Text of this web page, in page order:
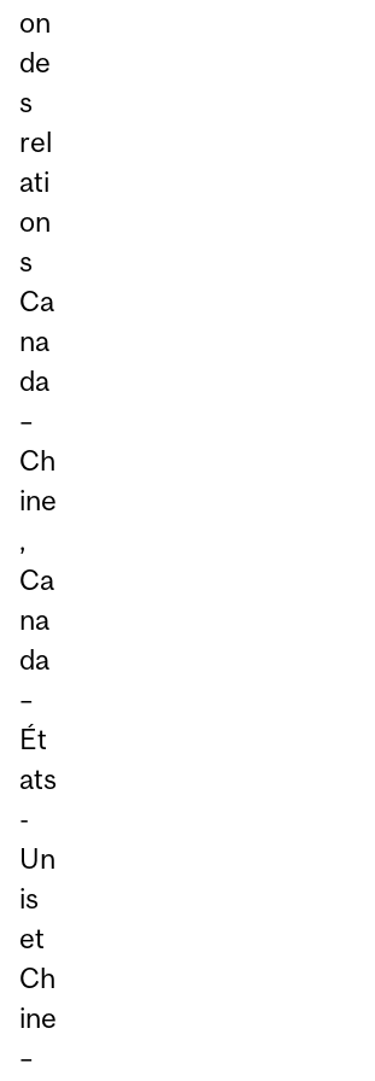
on
de
s
rel
ati
on
s
Ca
na
da
–
Ch
ine
,
Ca
na
da
–
Ét
ats
-
Un
is
et
Ch
ine
–